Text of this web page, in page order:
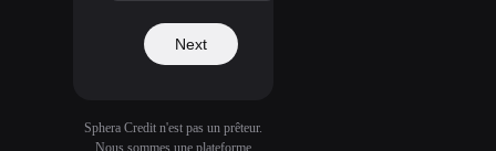
Next
Sphera Credit n'est pas un prêteur.
Nous sommes une plateforme